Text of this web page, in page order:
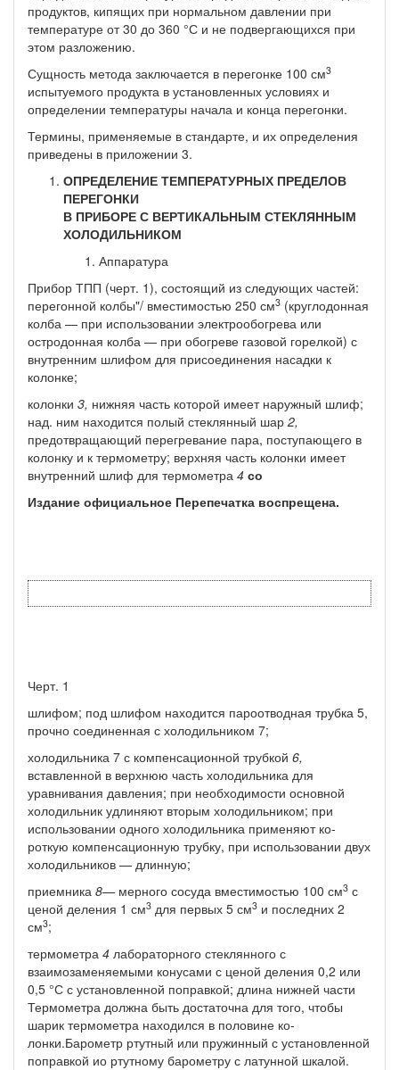
продуктов, кипящих при нор­мальном давлении при
температуре от 30 до 360 °С и не подвер­гающихся при
этом разложению.
Сущность метода заключается в перегонке 100 см3
испытуемо­го продукта в установленных условиях и
определении темпера­туры начала и конца перегонки.
Термины, применяемые в стандарте, и их определения
приве­дены в приложении 3.
ОПРЕДЕЛЕНИЕ ТЕМПЕРАТУРНЫХ ПРЕДЕЛОВ
ПЕРЕГОНКИ
В ПРИБОРЕ С ВЕРТИКАЛЬНЫМ СТЕКЛЯННЫМ
ХОЛОДИЛЬНИКОМ
Аппаратура
Прибор ТПП (черт. 1), состоящий из следующих частей:
перегонной колбы"/ вместимостью 250 см3 (круглодонная
кол­ба — при использовании электрообогрева или
остродонная кол­ба — при обогреве газовой горелкой) с
внутренним шлифом для присоединения насадки к
колонке;
колонки 3, нижняя часть которой имеет наружный шлиф;
над. ним находится полый стеклянный шар 2,
предотвращающий пе­регревание пара, поступающего в
колонку и к термометру; верх­няя часть колонки имеет
внутренний шлиф для термометра 4 со
Издание официальное Перепечатка воспрещена.
Черт. 1
шлифом; под шлифом находится пароотводная трубка 5,
прочно соединенная с холодильником 7;
холодильника 7 с компенсационной трубкой 6,
вставленной в верхнюю часть холодильника для
уравнивания давления; при не­обходимости основной
холодильник удлиняют вторым холодиль­ником; при
использовании одного холодильника применяют ко­
роткую компенсационную трубку, при использовании двух
холо­дильников — длинную;
приемника 8—мерного сосуда вместимостью 100 см3 с
ценой деления 1 см3 для первых 5 см3 и последних 2
см3;
термометра 4 лабораторного стеклянного с
взаимозаменяемы­ми конусами с ценой деления 0,2 или
0,5 °С с установленной поп­равкой; длина нижней части
Термометра должна быть достаточ­на для того, чтобы
шарик термометра находился в половине ко­
лонки.Барометр ртутный или пружинный с установленной
поправкой ио ртутному барометру с латунной шкалой.